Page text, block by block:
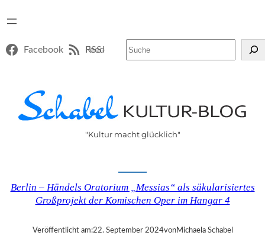
Facebook RSS-Feed
"Kultur macht glücklich"
Berlin – Händels Oratorium „Messias“ als säkularisiertes
Großprojekt der Komischen Oper im Hangar 4
Veröffentlicht am:22. September 2024vonMichaela Schabel